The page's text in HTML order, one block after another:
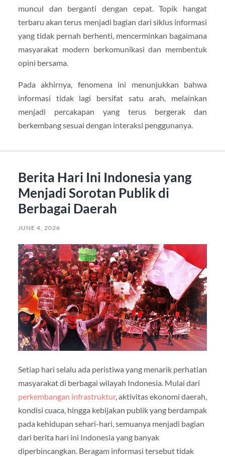
muncul dan berganti dengan cepat. Topik hangat
terbaru akan terus menjadi bagian dari siklus informasi
yang tidak pernah berhenti, mencerminkan bagaimana
masyarakat modern berkomunikasi dan membentuk
opini bersama.
Pada akhirnya, fenomena ini menunjukkan bahwa
informasi tidak lagi bersifat satu arah, melainkan
menjadi percakapan yang terus bergerak dan
berkembang sesuai dengan interaksi penggunanya.
Berita Hari Ini Indonesia yang
Menjadi Sorotan Publik di
Berbagai Daerah
JUNE 4, 2026
Setiap hari selalu ada peristiwa yang menarik perhatian
masyarakat di berbagai wilayah Indonesia. Mulai dari
perkembangan infrastruktur, aktivitas ekonomi daerah,
kondisi cuaca, hingga kebijakan publik yang berdampak
pada kehidupan sehari-hari, semuanya menjadi bagian
dari berita hari ini Indonesia yang banyak
diperbincangkan. Beragam informasi tersebut tidak